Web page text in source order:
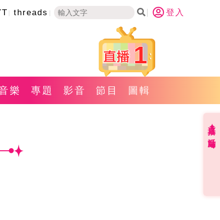
threads 登入
1
樂 專題 影音 節目 圖輯
直播✦活動